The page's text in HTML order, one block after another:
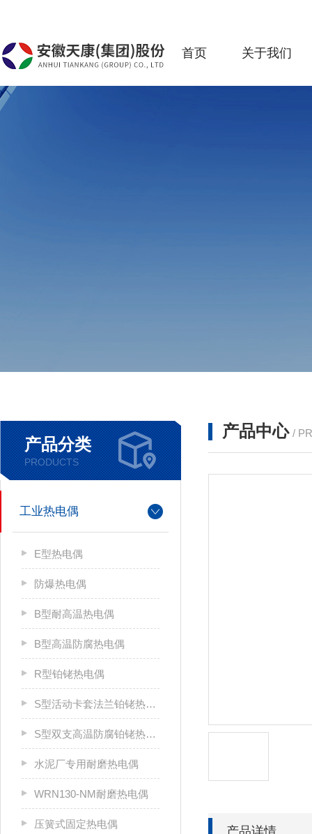
首页 关于我们
产品分类
PRODUCTS
工业热电偶
E型热电偶
防爆热电偶
B型耐高温热电偶
B型高温防腐热电偶
R型铂铑热电偶
S型活动卡套法兰铂铑热电偶
S型双支高温防腐铂铑热电偶
水泥厂专用耐磨热电偶
WRN130-NM耐磨热电偶
压簧式固定热电偶
产品中心 /
产品详情